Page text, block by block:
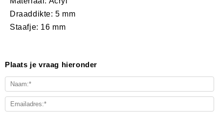
Draaddikte: 5 mm
Staafje: 16 mm
Plaats je vraag hieronder